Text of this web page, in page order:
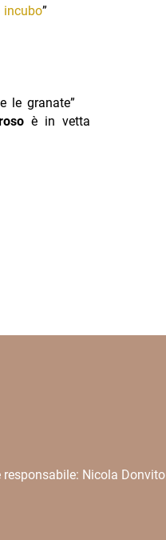
”
le granate”
è in vetta
Nicola Donvito